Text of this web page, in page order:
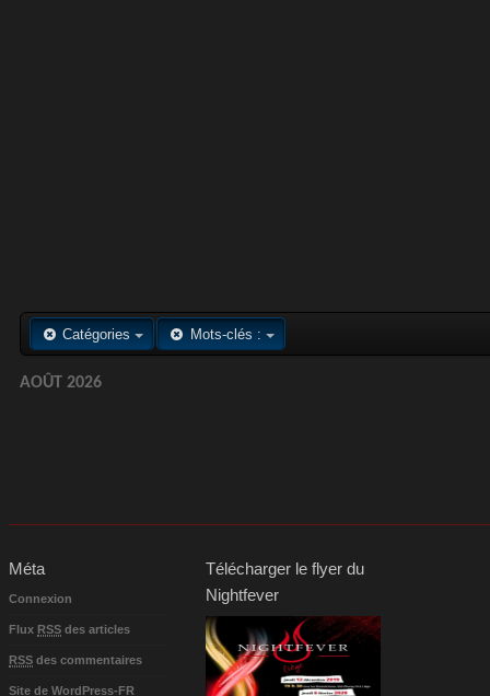
Catégories Mots-clés :
AOÛT 2026
Méta
Connexion
Flux RSS des articles
RSS des commentaires
Site de WordPress-FR
Télécharger le flyer du
Nightfever